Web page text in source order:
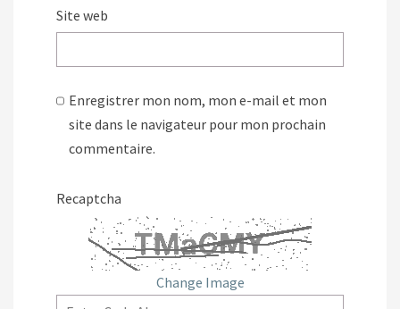
Site web
Enregistrer mon nom, mon e-mail et mon
site dans le navigateur pour mon prochain
commentaire.
Recaptcha
Change Image